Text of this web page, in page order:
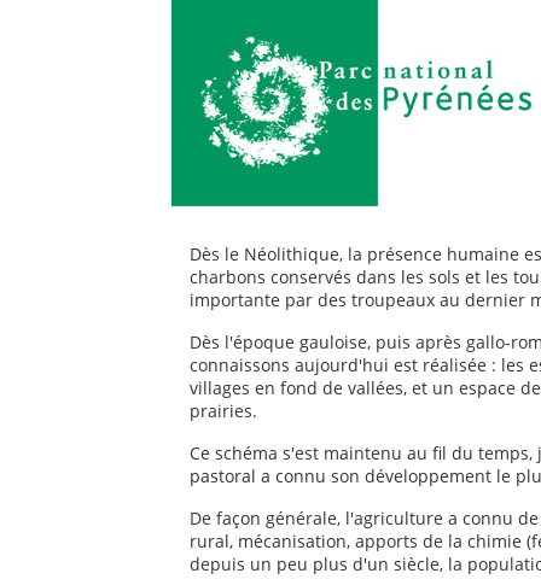
Dès le Néolithique, la présence humaine
charbons conservés dans les sols et les
importante par des troupeaux au dernier
Dès l'époque gauloise, puis après gallo-
connaissons aujourd'hui est réalisée : les
villages en fond de vallées, et un espace
prairies.
Ce schéma s'est maintenu au fil du
pastoral a connu son développement le
De façon générale, l'agriculture a connu
rural, mécanisation, apports de la chimie
depuis un peu plus d'un siècle, la